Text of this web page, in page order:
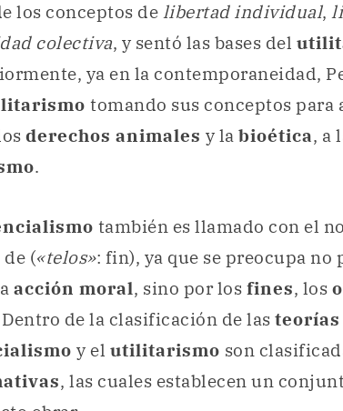
los conceptos de libertad individual,
colectiva, y sentó las bases del
ya en la contemporaneidad,
tomando sus conceptos para
derechos animales y la bioética, a
.
también es llamado con el
de («telos»: fin), ya que se preocupa
acción moral, sino por los fines, los
Dentro de la clasificación de las teorías
y el utilitarismo son
, las cuales establecen un